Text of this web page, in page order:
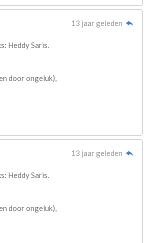
13 jaar geleden
Heddy Saris.
door ongeluk),
13 jaar geleden
Heddy Saris.
door ongeluk),